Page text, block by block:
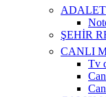
ADALET
ŞEHİR
CANLI
Tv